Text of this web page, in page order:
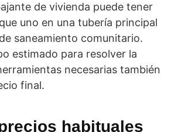
de vivienda puede tener
uno en una tubería principal
saneamiento comunitario.
estimado para resolver la
necesarias también
final.
habituales